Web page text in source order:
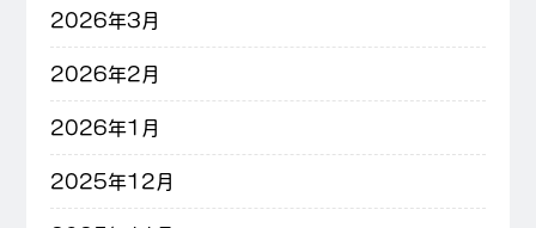
2026年3月
2026年2月
2026年1月
2025年12月